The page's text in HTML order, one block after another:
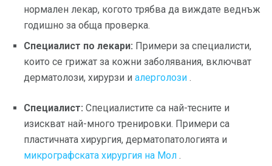
нормален лекар, когото трябва да виждате веднъж
годишно за обща проверка.
Специалист по лекари: Примери за специалисти,
които се грижат за кожни заболявания, включват
дерматолози, хирурзи и алерголози .
Специалист: Специалистите са най-тесните и
изискват най-много тренировки. Примери са
пластичната хирургия, дерматопатологията и
микрографската хирургия на Мол .